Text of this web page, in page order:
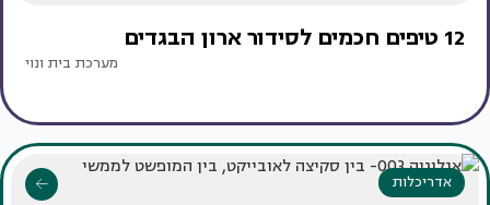
12 טיפים חכמים לסידור ארון הבגדים
מערכת בית ונוי
אדריכלות